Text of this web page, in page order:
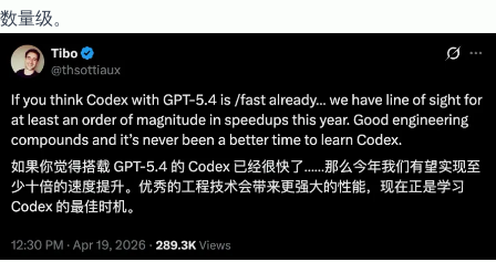
数量级。